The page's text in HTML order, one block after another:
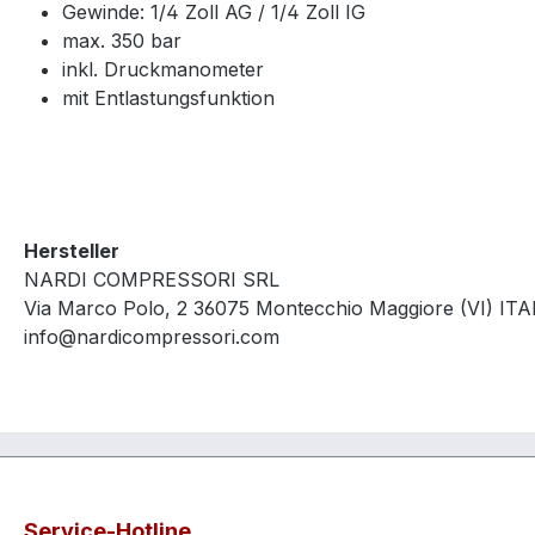
Gewinde: 1/4 Zoll AG / 1/4 Zoll IG
max. 350 bar
inkl. Druckmanometer
mit Entlastungsfunktion
Hersteller
NARDI COMPRESSORI SRL
Via Marco Polo, 2 36075 Montecchio Maggiore (VI)
info@nardicompressori.com